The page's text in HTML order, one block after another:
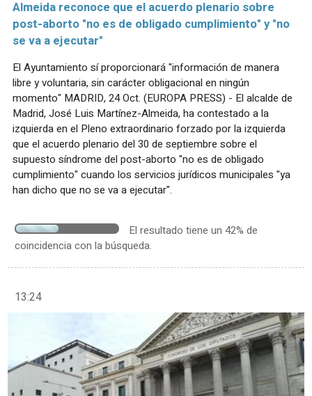
Almeida reconoce que el acuerdo plenario sobre
post-aborto "no es de obligado cumplimiento" y "no
se va a ejecutar"
El Ayuntamiento sí proporcionará "información de manera
libre y voluntaria, sin carácter obligacional en ningún
momento" MADRID, 24 Oct. (EUROPA PRESS) - El alcalde de
Madrid, José Luis Martínez-Almeida, ha contestado a la
izquierda en el Pleno extraordinario forzado por la izquierda
que el acuerdo plenario del 30 de septiembre sobre el
supuesto síndrome del post-aborto "no es de obligado
cumplimiento" cuando los servicios jurídicos municipales "ya
han dicho que no se va a ejecutar".
El resultado tiene un 42% de
coincidencia con la búsqueda.
13:24